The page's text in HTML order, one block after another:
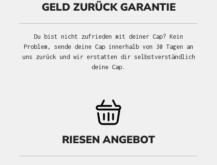
GELD ZURÜCK GARANTIE
Du bist nicht zufrieden mit deiner Cap? Kein
Problem, sende deine Cap innerhalb von 30 Tagen an
uns zurück und wir erstatten dir selbstverständlich
deine Cap.
RIESEN ANGEBOT